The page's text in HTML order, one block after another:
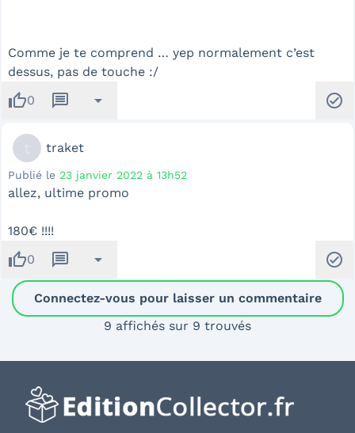
Comme je te comprend … yep normalement c’est
dessus, pas de touche :/
thumb_up0 message arrow_drop_down check_circle
traket
Publié le 23 janvier 2022 à 13h52
allez, ultime promo
180€ !!!!
thumb_up0 message arrow_drop_down check_circle
Connectez-vous pour laisser un commentaire
9 affichés sur 9 trouvés